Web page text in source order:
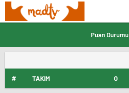
Puan Durumu
# TAKIM O